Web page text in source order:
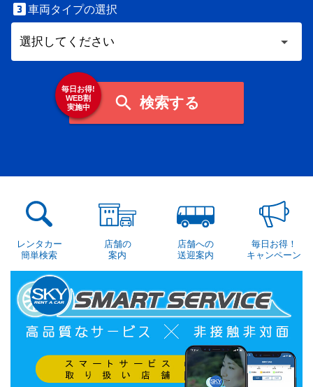
車両タイプの選択
毎日お得!
WEB割
実施中
 検索する
レンタカー
簡単検索
店舗の
案内
店舗への
送迎案内
毎日お得！
キャンペーン